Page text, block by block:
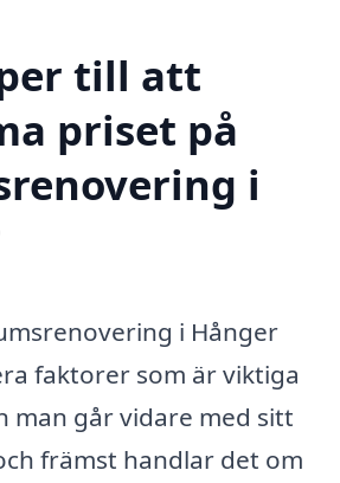
till att
priset på
i
i Hånger
faktorer som är viktiga
man går vidare med sitt
främst handlar det om